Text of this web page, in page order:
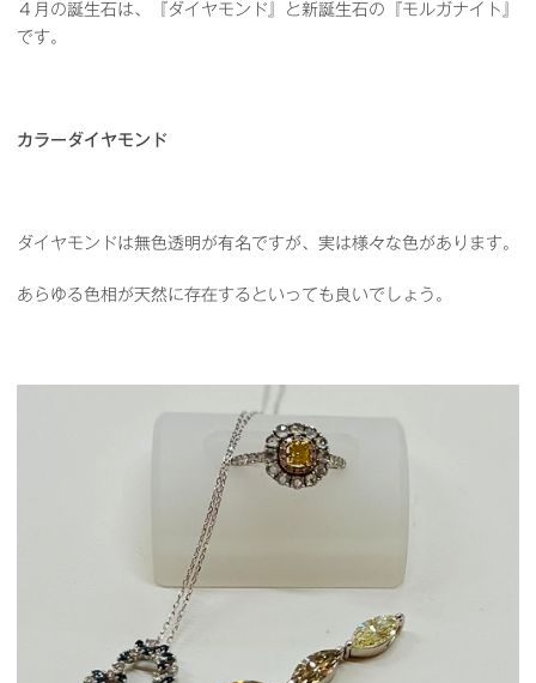
４月の誕生石は、『ダイヤモンド』と新誕生石の『モルガナイト』
です。
カラーダイヤモンド
ダイヤモンドは無色透明が有名ですが、実は様々な色があります。
あらゆる色相が天然に存在するといっても良いでしょう。